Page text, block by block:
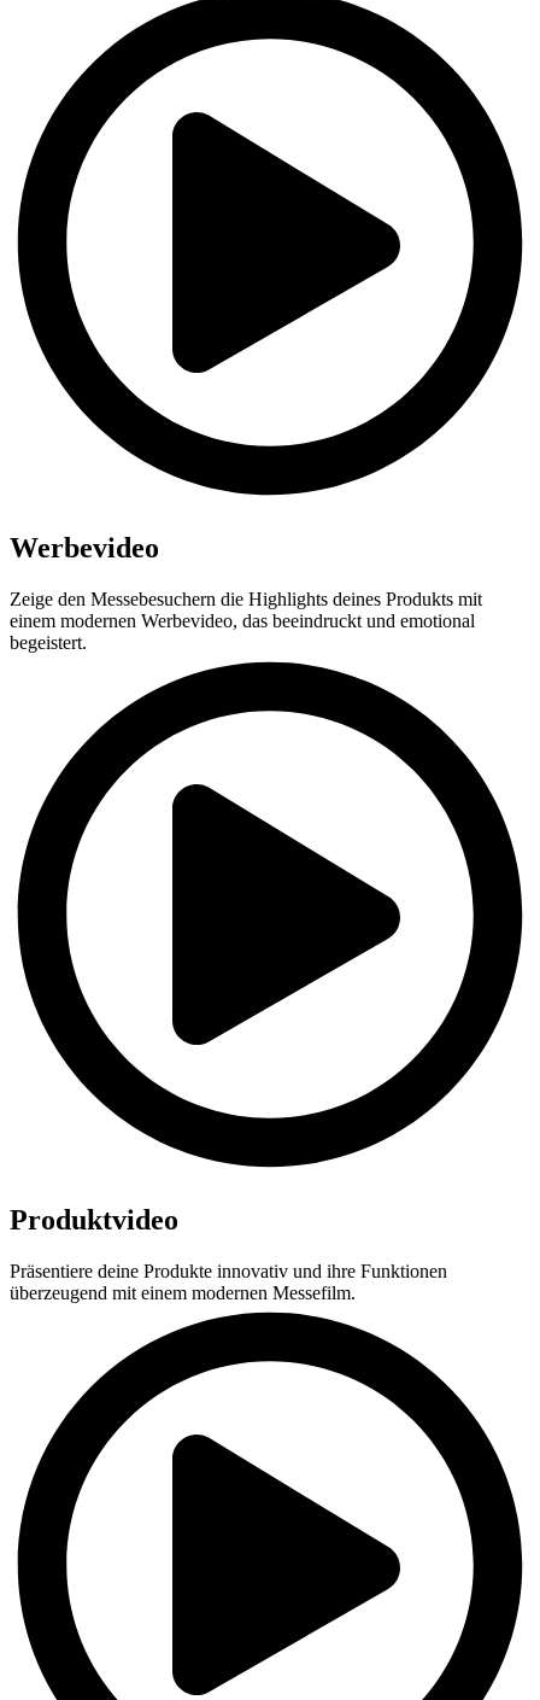
Werbevideo
Zeige den Messebesuchern die Highlights deines Produkts mit
einem modernen Werbevideo, das beeindruckt und emotional
begeistert.
Produktvideo
Präsentiere deine Produkte innovativ und ihre Funktionen
überzeugend mit einem modernen Messefilm.